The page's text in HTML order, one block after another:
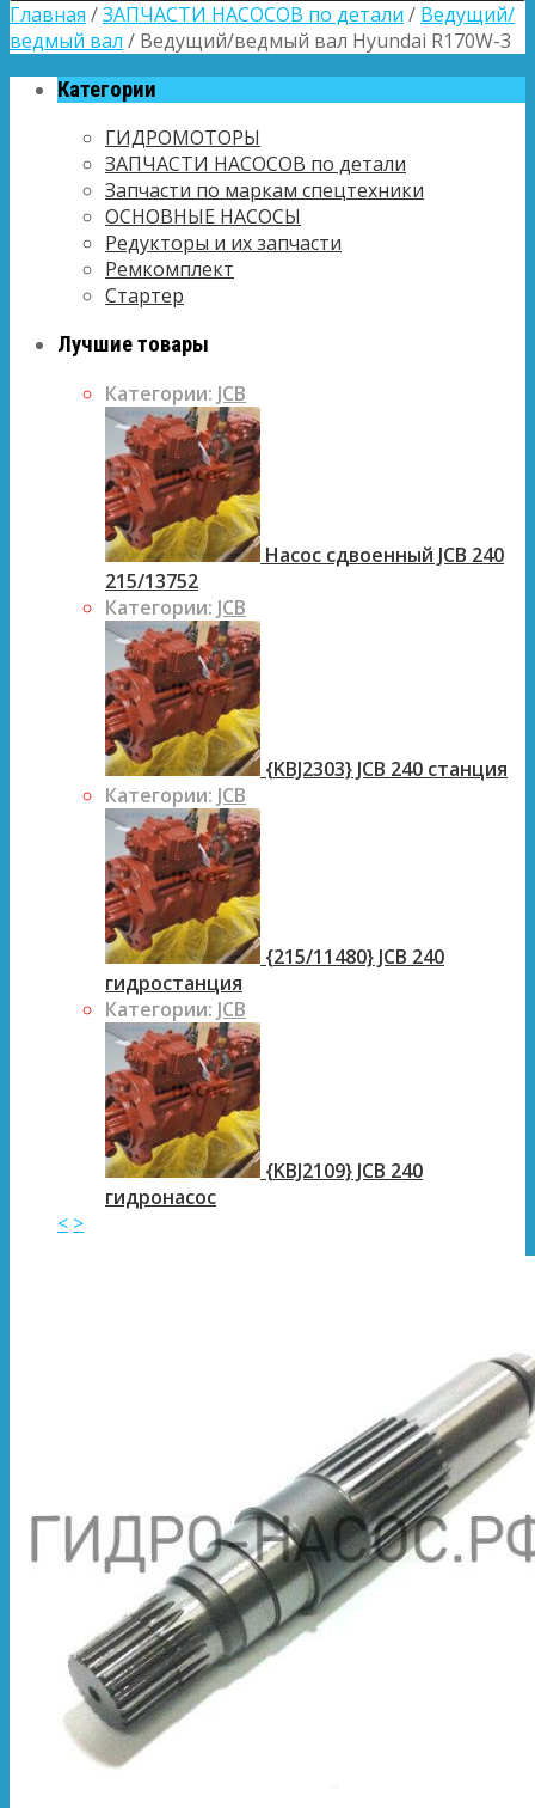
Главная /ЗАПЧАСТИ НАСОСОВ по детали / Ведущий/
ведмый вал / Ведущий/ведмый вал Hyundai R170W-3
Категории
ГИДРОМОТОРЫ
ЗАПЧАСТИ НАСОСОВ по детали
Запчасти по маркам спецтехники
ОСНОВНЫЕ НАСОСЫ
Редукторы и их запчасти
Ремкомплект
Стартер
Лучшие товары
Категории: JCB
Насос сдвоенный JCB 240
215/13752
Категории: JCB
{KBJ2303} JCB 240 станция
Категории: JCB
{215/11480} JCB 240
гидростанция
Категории: JCB
{KBJ2109} JCB 240
гидронасос
< >